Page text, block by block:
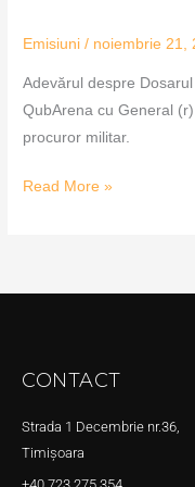
Emisiuni / noiembrie 21,
Adevărul despre
QubArena cu General
procuror militar.
Read More »
CONTACT
Strada 1 Decembrie nr.36,
Timișoara